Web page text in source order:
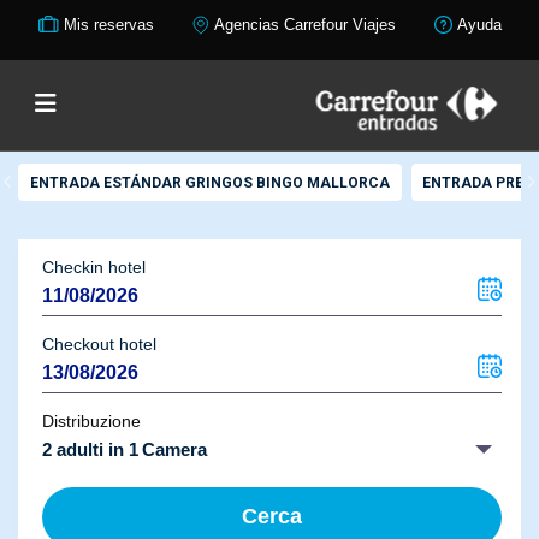
Mis reservas Agencias Carrefour Viajes Ayuda
ENTRADA ESTÁNDAR GRINGOS BINGO MALLORCA ENTRADA
Checkin hotel
Checkout hotel
Distribuzione
2 adulti in 1 Camera
Cerca